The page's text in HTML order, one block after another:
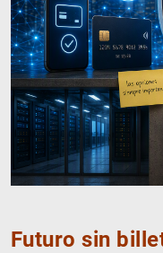
Futuro sin